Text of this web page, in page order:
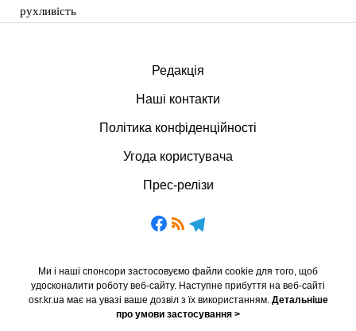
рухливість
Редакція
Наші контакти
Політика конфіденційності
Угода користувача
Прес-релізи
Ми і наші спонсори застосовуємо файли cookie для того, щоб
удосконалити роботу веб-сайту. Наступне прибуття на веб-сайті
osr.kr.ua має на увазі ваше дозвіл з їх використанням. Детальніше
про умови застосування >